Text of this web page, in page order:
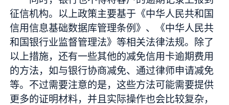
征信机构。以上政策主要基于《中华人民共和国
信用信息基础数据库管理条例》、《中华人民共
和国银行业监督管理法》等相关法律法规。除了
以上措施，还有一些其他的减免信用卡逾期费用
的方法，如与银行协商减免、通过律师申请减免
等。不过需要注意的是，这些方法可能需要提供
更多的证明材料，并且实际操作也会比较复杂，